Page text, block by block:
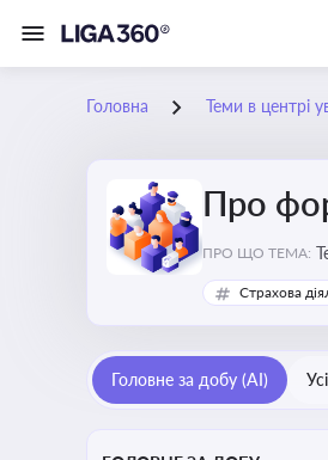
Головна Теми в центрі
Про
ПРО ЩО ТЕМА:
Страхова
Головне за добу (AI)